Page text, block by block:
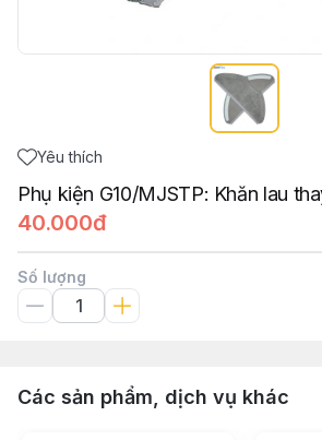
Yêu thích
Phụ kiện G10/MJSTP: Khăn lau
40.000đ
Số lượng
Các sản phẩm, dịch vụ khác